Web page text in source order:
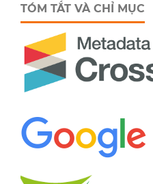
TÓM TẮT VÀ CHỈ MỤC